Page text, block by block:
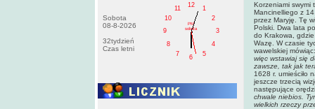
Sobota
08-8-2026
32tydzień
Czas letni
1
2
3
4
5
6
7
8
9
10
11
12
PM
sobota
Korzeniami swymi
Mancinelliego z
przez Maryję. Tę
Polski. Dwa lata
do Krakowa,
Wazę. W czasie
wawelskiej
więc wstawiaj się
zawsze, tak jak
1628 r. umieściło
jeszcze trzecią
następujące
chwale niebios.
wielkich rzeczy